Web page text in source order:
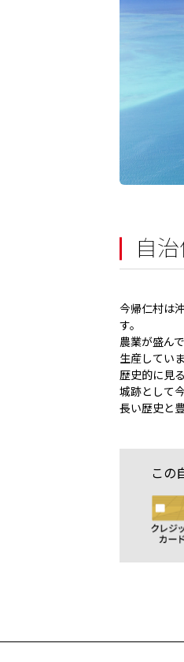
自
今帰仁村は
す。
農業が盛ん
生産していま
歴史的に見
城跡として
長い歴史と
この